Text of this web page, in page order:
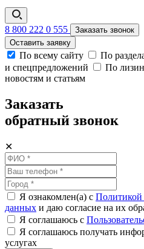
8 800 222 0 555
Заказать звонок
Оставить заявку
По всему сайту По
и спецпредложений
По
новостям и статьям
Заказать
обратный звонок
✕
Я ознакомлен(а) с Политикой
данных и даю согласие на их
Я соглашаюсь c
Я соглашаюсь получать
услугах